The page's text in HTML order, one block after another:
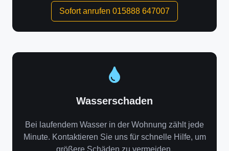
Sofort anrufen 015888 647007
Wasserschaden
Bei laufendem Wasser in der Wohnung zählt jede
Minute. Kontaktieren Sie uns für schnelle Hilfe, um
größere Schäden zu vermeiden.